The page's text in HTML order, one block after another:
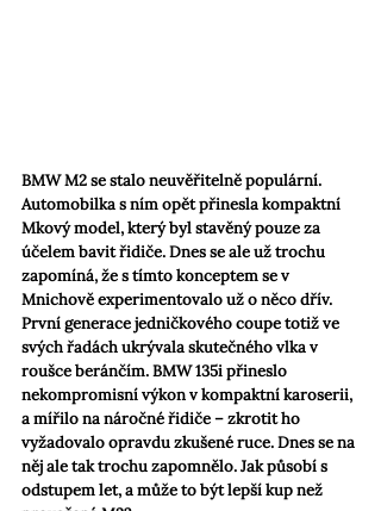
BMW M2 se stalo neuvěřitelně populární.
Automobilka s ním opět přinesla kompaktní
Mkový model, který byl stavěný pouze za
účelem bavit řidiče. Dnes se ale už trochu
zapomíná, že s tímto konceptem se v
Mnichově experimentovalo už o něco dřív.
První generace jedničkového coupe totiž ve
svých řadách ukrývala skutečného vlka v
roušce beránčím. BMW 135i přineslo
nekompromisní výkon v kompaktní karoserii,
a mířilo na náročné řidiče – zkrotit ho
vyžadovalo opravdu zkušené ruce. Dnes se na
něj ale tak trochu zapomnělo. Jak působí s
odstupem let, a může to být lepší kup než